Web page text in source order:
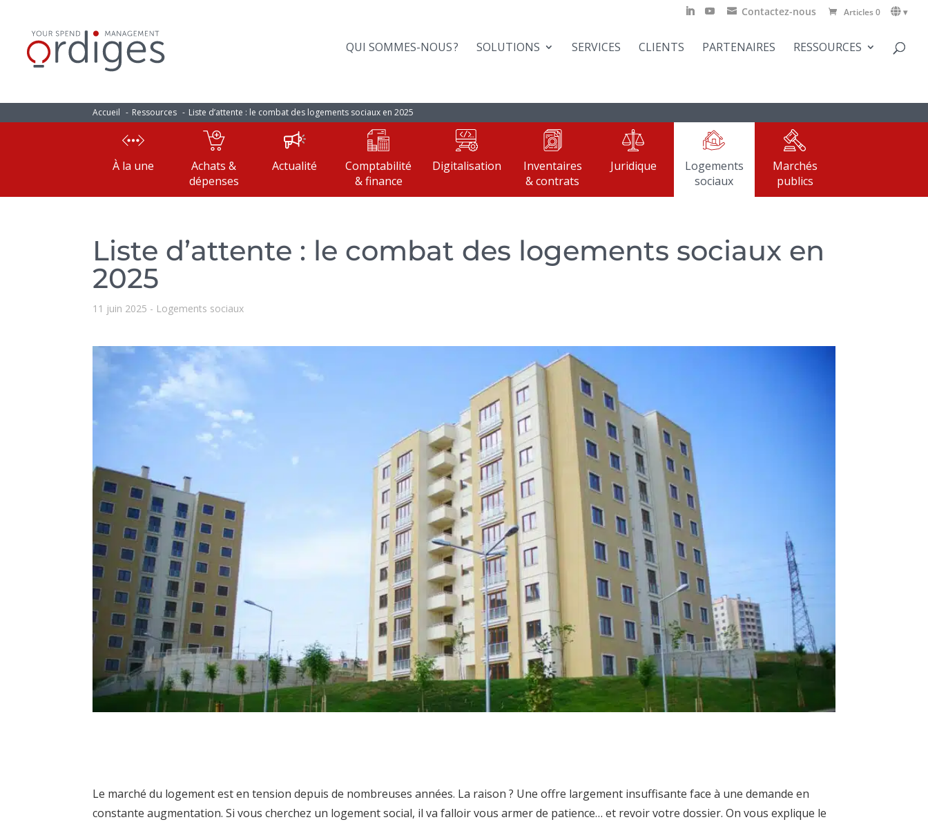
Contactez-nous Articles 0 ▾
QUI SOMMES-NOUS ? SOLUTIONS SERVICES CLIENTS PARTENAIRES RESSOURCES
Accueil Ressources Liste d’attente : le combat des logements sociaux en 2025
À la une
Achats &
dépenses
Actualité
Comptabilité
& finance
Digitalisation
Inventaires
& contrats
Juridique
Logements
sociaux
Marchés
publics
Liste d’attente : le combat des logements sociaux en
2025
11 juin 2025 Logements sociaux
Le marché du logement est en tension depuis de nombreuses années. La raison ? Une offre largement insuffisante face à une demande en
constante augmentation. Si vous cherchez un logement social, il va falloir vous armer de patience… et revoir votre dossier. On vous explique le